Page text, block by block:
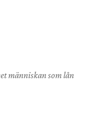
människan som lån